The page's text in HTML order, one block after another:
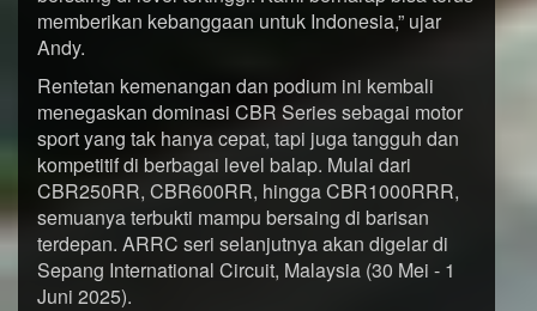
memberikan kebanggaan untuk Indonesia,” ujar
Andy.
Rentetan kemenangan dan podium ini kembali
menegaskan dominasi CBR Series sebagai motor
sport yang tak hanya cepat, tapi juga tangguh dan
kompetitif di berbagai level balap. Mulai dari
CBR250RR, CBR600RR, hingga CBR1000RRR,
semuanya terbukti mampu bersaing di barisan
terdepan. ARRC seri selanjutnya akan digelar di
Sepang International Circuit, Malaysia (30 Mei - 1
Juni 2025).